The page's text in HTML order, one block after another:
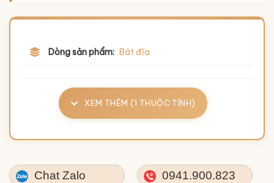
Dòng sản phẩm: Bát đĩa
XEM THÊM (1 THUỘC TÍNH)
Chat Zalo 0941.900.823